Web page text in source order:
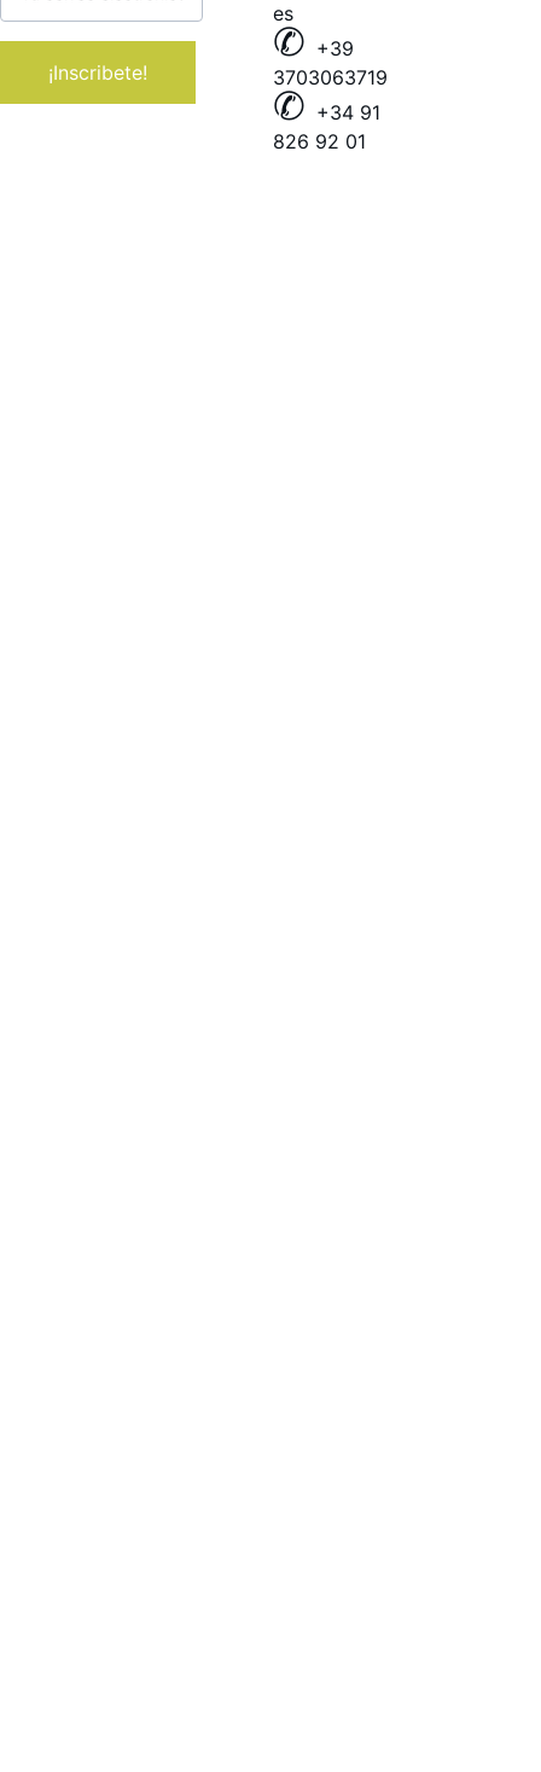
¡Inscribete!
es
✆ +39
3703063719
✆ +34 91
826 92 01